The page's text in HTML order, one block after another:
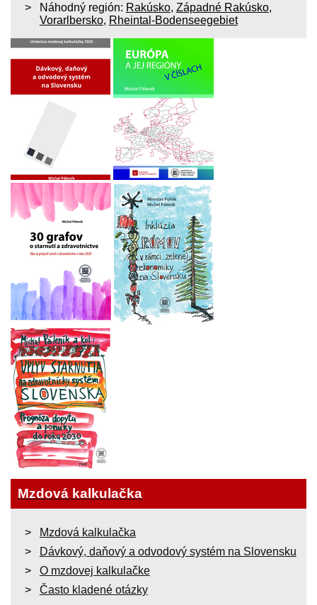
Náhodný región: Rakúsko, Západné Rakúsko,
Vorarlbersko, Rheintal-Bodenseegebiet
Mzdová kalkulačka
Mzdová kalkulačka
Dávkový, daňový a odvodový systém na Slovensku
O mzdovej kalkulačke
Často kladené otázky